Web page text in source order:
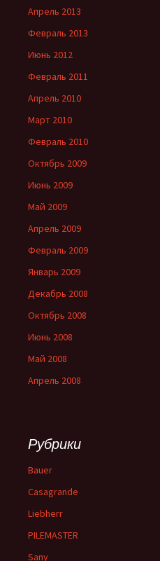
Апрель 2013
Февраль 2013
Июнь 2012
Февраль 2011
Апрель 2010
Март 2010
Февраль 2010
Октябрь 2009
Июнь 2009
Май 2009
Апрель 2009
Февраль 2009
Январь 2009
Декабрь 2008
Октябрь 2008
Июнь 2008
Май 2008
Апрель 2008
Рубрики
Bauer
Casagrande
Liebherr
PILEMASTER
Sany